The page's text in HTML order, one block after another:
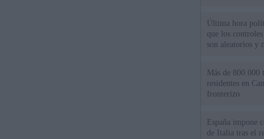
Última hora
que los
son aleatorios y
Más de 800.000
residentes en
fronterizo
España impone
de Italia tras el